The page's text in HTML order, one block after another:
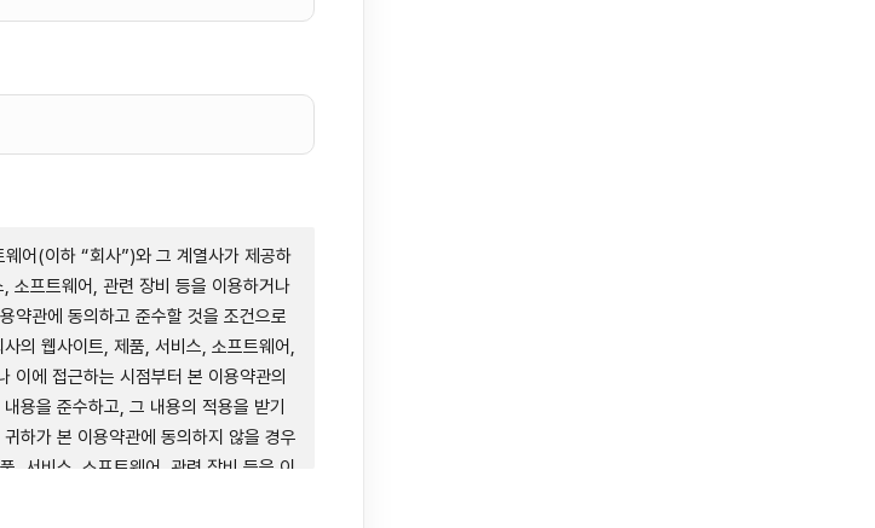
어(이하 “회사”)와 그 계열사가 제공하
소프트웨어, 관련 장비 등을 이용하거나
약관에 동의하고 준수할 것을 조건으로
의 웹사이트, 제품, 서비스, 소프트웨어,
이에 접근하는 시점부터 본 이용약관의
용을 준수하고, 그 내용의 적용을 받기
하가 본 이용약관에 동의하지 않을 경우
, 서비스, 소프트웨어, 관련 장비 등을 이